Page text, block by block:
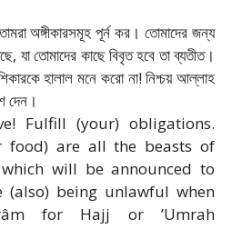
অঙ্গীকারসমূহ পূর্ন কর। তোমাদের জন্য
যা তোমাদের কাছে বিবৃত হবে তা ব্যতীত।
হালাল মনে করো না! নিশ্চয় আল্লাহ
দেন।
Fulfill (your) obligations.
food) are all the beasts of
will be announced to
(also) being unlawful when
for Hajj or ’Umrah